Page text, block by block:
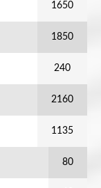
1650
1850
240
2160
1135
80